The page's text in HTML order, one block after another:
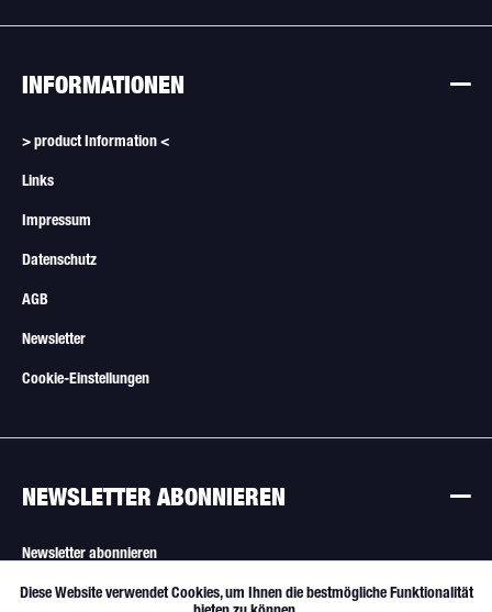
INFORMATIONEN
> product Information <
Links
Impressum
Datenschutz
AGB
Newsletter
Cookie-Einstellungen
NEWSLETTER ABONNIEREN
Newsletter abonnieren
Alle Angebote sind freibleibend. Verkauf nur an Wiederverkäufer und
Funktionale Aktiv
Diese Website verwendet Cookies, um Ihnen die bestmögliche Funktionalität